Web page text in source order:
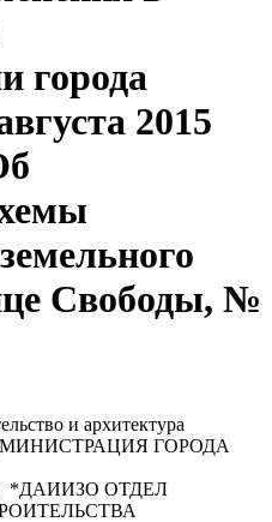
города
2015
Свободы, №
и архитектура
ГОРОДА
*ДАИИЗО ОТДЕЛ